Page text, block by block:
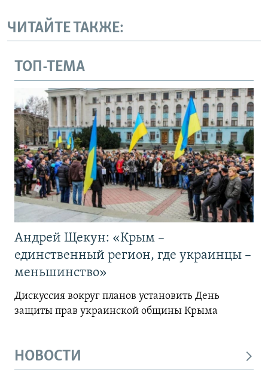
ЧИТАЙТЕ ТАКЖЕ:
ТОП-ТЕМА
Андрей Щекун: «Крым –
единственный регион, где украинцы –
меньшинство»
Дискуссия вокруг планов установить День
защиты прав украинской общины Крыма
НОВОСТИ